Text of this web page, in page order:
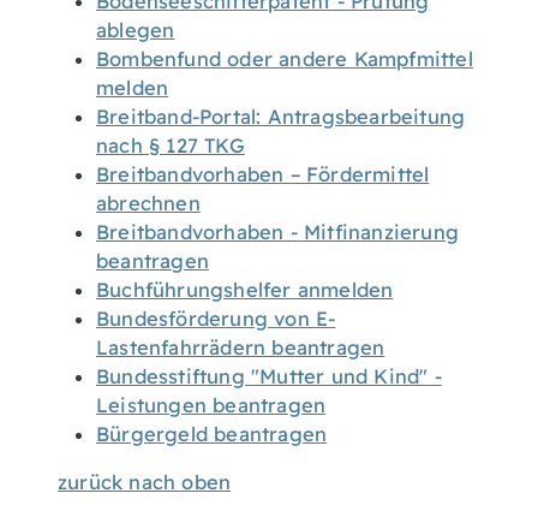
ablegen
Bombenfund oder andere Kampfmittel
melden
Breitband-Portal: Antragsbearbeitung
nach § 127 TKG
Breitbandvorhaben – Fördermittel
abrechnen
Breitbandvorhaben - Mitfinanzierung
beantragen
Buchführungshelfer anmelden
Bundesförderung von E-
Lastenfahrrädern beantragen
Bundesstiftung "Mutter und Kind" -
Leistungen beantragen
Bürgergeld beantragen
zurück nach oben